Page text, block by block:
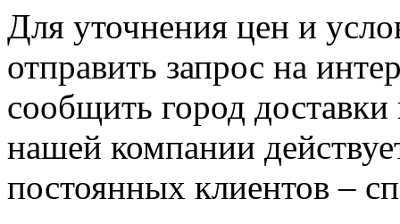
Для уточнения цен и
отправить запрос на
сообщить город
нашей компании
постоянных клиентов –